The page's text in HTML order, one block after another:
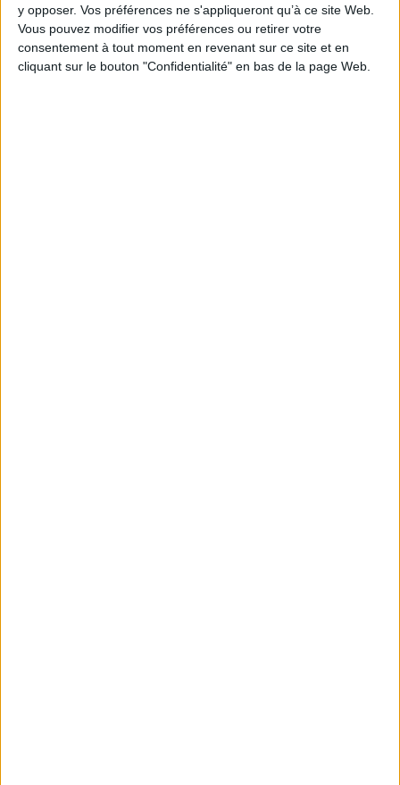
y opposer. Vos préférences ne s'appliqueront qu’à ce site Web.
Vous pouvez modifier vos préférences ou retirer votre
consentement à tout moment en revenant sur ce site et en
cliquant sur le bouton "Confidentialité" en bas de la page Web.
Cartes papier Déménagement et crémaillère
Toutes les Cartes virtuelles Invitations
Toutes les Cartes papier Invitations